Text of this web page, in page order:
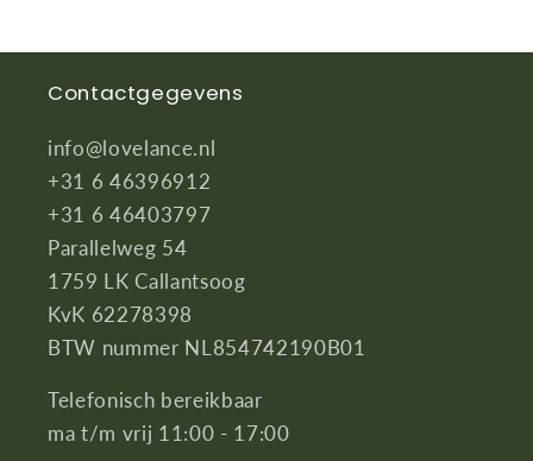
Contactgegevens
info@lovelance.nl
+31 6 46396912
+31 6 46403797
Parallelweg 54
1759 LK Callantsoog
KvK 62278398
BTW nummer NL854742190B01
Telefonisch bereikbaar
ma t/m vrij 11:00 - 17:00